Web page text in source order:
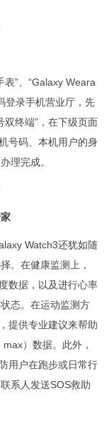
”、“Galaxy Weara
登录手机营业厅，先
双终端”，在下级页面
号码、本机用户的身
理完成。
Watch3还犹如随
。在健康监测上，
数据，以及进行心率
态。在运动监测方
提供专业建议来帮助
）数据。此外，
用户在跑步或日常行
系人发送SOS救助